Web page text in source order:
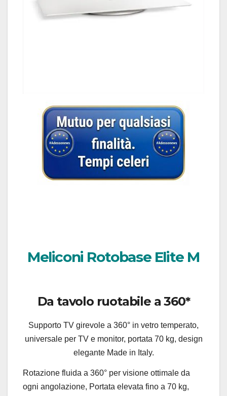
Meliconi Rotobase Elite M
Da tavolo ruotabile a 360*
Supporto TV girevole a 360° in vetro temperato,
universale per TV e monitor, portata 70 kg, design
elegante Made in Italy.
Rotazione fluida a 360° per visione ottimale da
ogni angolazione, Portata elevata fino a 70 kg,